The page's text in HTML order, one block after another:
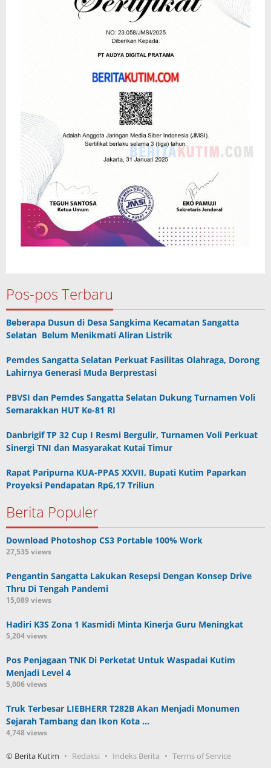
Pos-pos Terbaru
Beberapa Dusun di Desa Sangkima Kecamatan Sangatta
Selatan Belum Menikmati Aliran Listrik
Pemdes Sangatta Selatan Perkuat Fasilitas Olahraga, Dorong
Lahirnya Generasi Muda Berprestasi
PBVSI dan Pemdes Sangatta Selatan Dukung Turnamen Voli
Semarakkan HUT Ke-81 RI
Danbrigif TP 32 Cup I Resmi Bergulir, Turnamen Voli Perkuat
Sinergi TNI dan Masyarakat Kutai Timur
Rapat Paripurna KUA-PPAS XXVII, Bupati Kutim Paparkan
Proyeksi Pendapatan Rp6,17 Triliun
Berita Populer
Download Photoshop CS3 Portable 100% Work
27,535 views
Pengantin Sangatta Lakukan Resepsi Dengan Konsep Drive
Thru Di Tengah Pandemi
15,089 views
Hadiri K3S Zona 1 Kasmidi Minta Kinerja Guru Meningkat
5,204 views
Pos Penjagaan TNK Di Perketat Untuk Waspadai Kutim
Menjadi Level 4
5,006 views
Truk Terbesar LIEBHERR T282B Akan Menjadi Monumen
Sejarah Tambang dan Ikon Kota …
4,748 views
© Berita Kutim Redaksi Indeks Berita Terms of Service